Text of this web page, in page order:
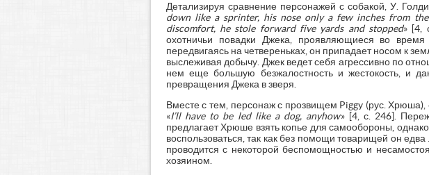
Детализируя сравнение персонажей с собакой, У.
down like a sprinter, his nose only a few inches from
discomfort, he stole forward five yards and stopped» [4,
охотничьи повадки Джека, проявляющиеся во
передвигаясь на четвереньках, он припадает носом к
выслеживая добычу. Джек ведет себя агрессивно по
нем еще большую безжалостность и жестокость, и
превращения Джека в зверя.
Вместе с тем, персонаж с прозвищем Piggy (рус. Хрюша),
«I’ll have to be led like a dog, anyhow» [4, с. 246].
предлагает Хрюше взять копье для самообороны,
воспользоваться, так как без помощи товарищей он
проводится с некоторой беспомощностью и
хозяином.